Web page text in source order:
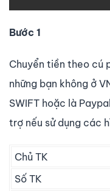
Bước 1
Chuyển tiền theo cú
những bạn không ở
SWIFT hoặc là
trợ nếu sử dụng các
Chủ TK
Số TK